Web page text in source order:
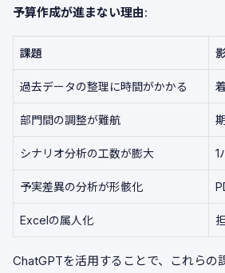
予算作成が進まない理由:
課題
過去データの整理に時間がかかる
部門間の調整が難航
シナリオ分析の工数が膨大 1
予実差異の分析が形骸化
Excelの属人化
ChatGPTを活用することで、これらの